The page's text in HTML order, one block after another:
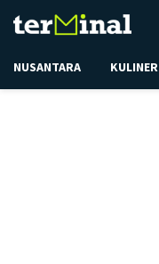
NUSANTARA KULINER